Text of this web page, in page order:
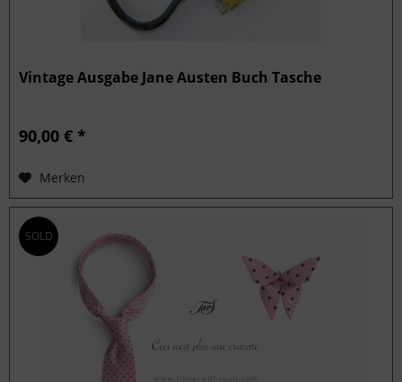
Vintage Ausgabe Jane Austen Buch Tasche
90,00 € *
Merken
SOLD